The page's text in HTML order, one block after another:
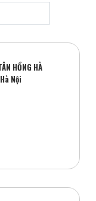
HỒNG HÀ
Nội